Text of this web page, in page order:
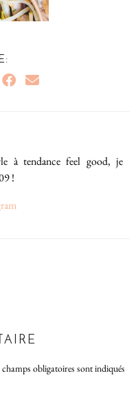
à tendance feel good, je
!
champs obligatoires sont indiqués